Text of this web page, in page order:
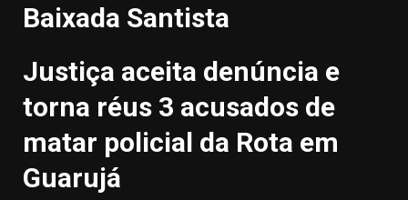
Baixada Santista
Justiça aceita denúncia e
torna réus 3 acusados de
matar policial da Rota em
Guarujá